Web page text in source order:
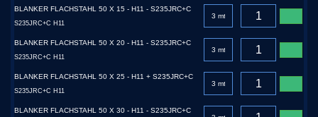
BLANKER FLACHSTAHL 50 X 15 - H11 - S235JRC+C
S235JRC+C H11
BLANKER FLACHSTAHL 50 X 20 - H11 - S235JRC+C
S235JRC+C H11
BLANKER FLACHSTAHL 50 X 25 - H11 + S235JRC+C
S235JRC+C H11
BLANKER FLACHSTAHL 50 X 30 - H11 - S235JRC+C